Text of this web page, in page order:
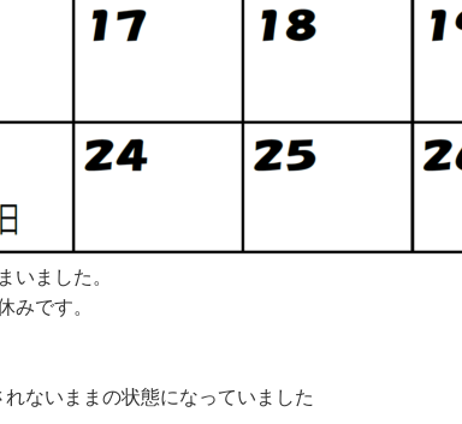
いました。
みです。
ないままの状態になっていました